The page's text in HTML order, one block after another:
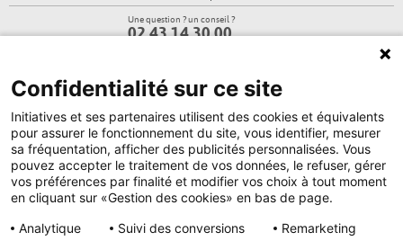
Une question ? un conseil ?
02 43 14 30 00
Nous écrire Être rappelé
l'associé des associations
10 avenue Georges Auric • 72021 LE MANS CEDEX 2
SUIVEZ-NOUS ET PARTAGEZ !
Confidentialité sur ce site
Initiatives et ses partenaires utilisent des cookies et équivalents
pour assurer le fonctionnement du site, vous identifier, mesurer
sa fréquentation, afficher des publicités personnalisées. Vous
pouvez accepter le traitement de vos données, le refuser, gérer
vos préférences par finalité et modifier vos choix à tout moment
en cliquant sur «Gestion des cookies» en bas de page.
Analytique
Suivi des conversions Remarketing